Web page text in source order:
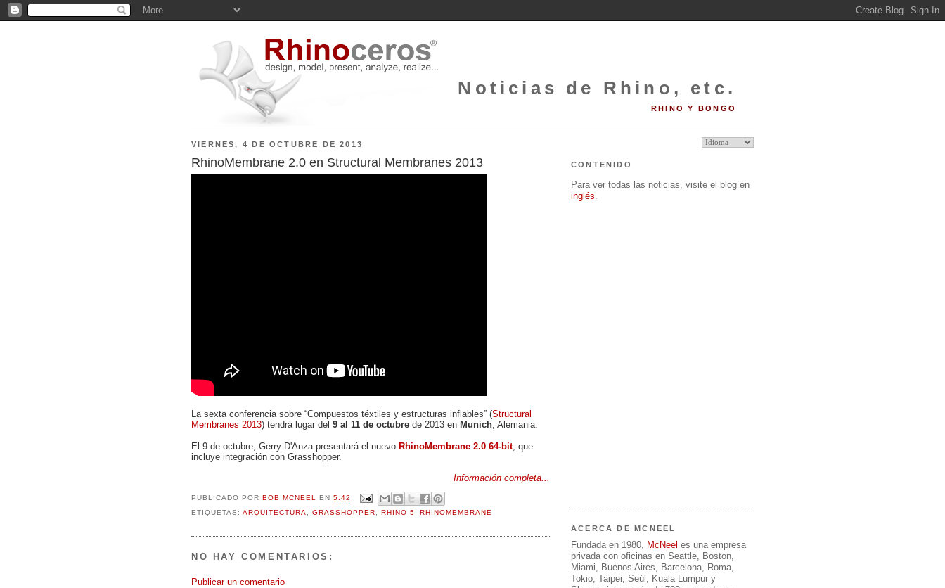
Noticias de Rhino, etc.
RHINO Y BONGO
VIERNES, 4 DE OCTUBRE DE 2013
RhinoMembrane 2.0 en Structural Membranes 2013
La sexta conferencia sobre “Compuestos téxtiles y estructuras inflables” (Structural
Membranes 2013) tendrá lugar del 9 al 11 de octubre de 2013 en Munich, Alemania.
El 9 de octubre, Gerry D'Anza presentará el nuevo RhinoMembrane 2.0 64-bit, que
incluye integración con Grasshopper.
Información completa...
PUBLICADO POR BOB MCNEEL EN 5:42
ETIQUETAS: ARQUITECTURA, GRASSHOPPER, RHINO 5, RHINOMEMBRANE
NO HAY COMENTARIOS:
Publicar un comentario
CONTENIDO
Para ver todas las noticias, visite el blog en
inglés
ACERCA DE MCNEEL
Fundada en 1980, McNeel es una empresa
privada con oficinas en Seattle, Boston,
Miami, Buenos Aires, Barcelona, Roma,
Tokio, Taipei, Seúl, Kuala Lumpur y